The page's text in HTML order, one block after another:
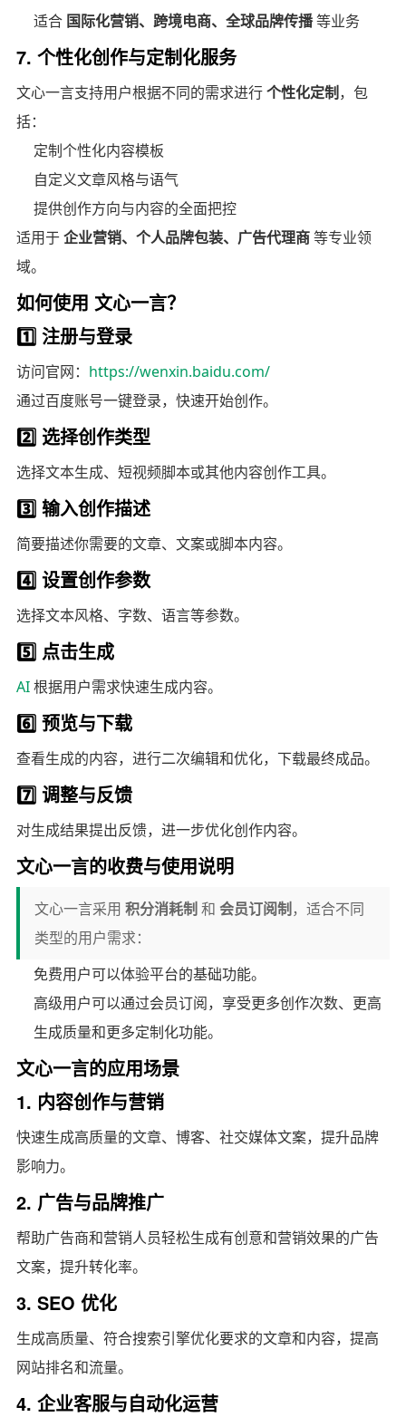
适合 国际化营销、跨境电商、全球品牌传播等业务
7. 个性化创作与定制化服务
文心一言支持用户根据不同的需求进行个性化定制 ，包
括：
定制个性化内容模板
自定义文章风格与语气
提供创作方向与内容的全面把控
适用于企业营销、个人品牌包装、广告代理商等专业领
域。
如何使用 文心一言？
1️⃣ 注册与登录
访问官网： https://wenxin.baidu.com/
通过百度账号一键登录，快速开始创作。
2️⃣ 选择创作类型
选择文本生成、短视频脚本或其他内容创作工具。
3️⃣ 输入创作描述
简要描述你需要的文章、文案或脚本内容。
4️⃣ 设置创作参数
选择文本风格、字数、语言等参数。
5️⃣ 点击生成
AI根据用户需求快速生成内容。
6️⃣ 预览与下载
查看生成的内容，进行二次编辑和优化，下载最终成品。
7️⃣ 调整与反馈
对生成结果提出反馈，进一步优化创作内容。
文心一言的收费与使用说明
文心一言采用 积分消耗制 和 会员订阅制 ，适合不同
类型的用户需求：
免费用户可以体验平台的基础功能。
高级用户可以通过会员订阅，享受更多创作次数、更高
生成质量和更多定制化功能。
文心一言的应用场景
1. 内容创作与营销
快速生成高质量的文章、博客、社交媒体文案，提升品牌
影响力。
2. 广告与品牌推广
帮助广告商和营销人员轻松生成有创意和营销效果的广告
文案，提升转化率。
3. SEO 优化
生成高质量、符合搜索引擎优化要求的文章和内容，提高
网站排名和流量。
4. 企业客服与自动化运营